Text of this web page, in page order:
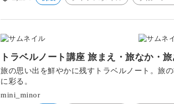
トラベルノート講座 旅まえ・旅なか・
旅の思い出を鮮やかに残すトラベルノート。旅
に彩る。
mini_minor